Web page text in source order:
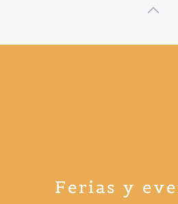
Ferias y